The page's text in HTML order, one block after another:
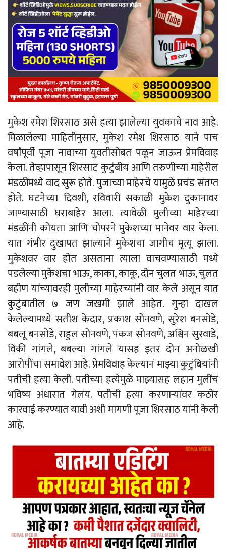
मुकेश रमेश शिरसाठ असे हत्या झालेल्या युवकाचे नाव आहे.
मिळालेल्या माहितीनुसार, मुकेश रमेश शिरसाठ याने पाच
वर्षांपूर्वी पूजा नावाच्या युवतीसोबत पळून जाऊन प्रेमविवाह
केला. तेव्हापासून शिरसाट कुटुंबीय आणि तरुणीच्या माहेरील
मंडळींमध्ये वाद सुरू होते. पुजाच्या माहेरचे यामुळे प्रचंड संतप्त
होते. घटनेच्या दिवशी, रविवारी सकाळी मुकेश दुकानावर
जाण्यासाठी घराबाहेर आला. त्यावेळी मुलीच्या माहेरच्या
मंडळींनी कोयता आणि चोपरने मुकेशच्या मानेवर वार केला.
यात गंभीर दुखापत झाल्याने मुकेशचा जागीच मृत्यू झाला.
मुकेशवर वार होत असताना त्याला वाचवण्यासाठी मध्ये
पडलेल्या मुकेशचा भाऊ, काका, काकू, दोन चुलत भाऊ, चुलत
बहीण यांच्यावरही मुलीच्या माहेरच्यांनी वार केले असून यात
कुटुंबातील ७ जण जखमी झाले आहेत. गुन्हा दाखल
केलेल्यामध्ये सतीश केदार, प्रकाश सोनवणे, सुरेश बनसोडे,
बबलू बनसोडे, राहुल सोनवणे, पंकज सोनवणे, अश्विन सुरवाडे,
विकी गांगले, बबल्या गांगले यासह इतर दोन अनोळखी
आरोपींचा समावेश आहे. प्रेमविवाह केल्यानं माझ्या कुटुंबियांनी
पतीची हत्या केली. पतीच्या हत्येमुळे माझ्यासह लहान मुलींचं
भविष्य अंधारात गेलंय. पतीची हत्या करणाऱ्यांवर कठोर
कारवाई करण्यात यावी अशी मागणी पूजा शिरसाठ यांनी केली
आहे.